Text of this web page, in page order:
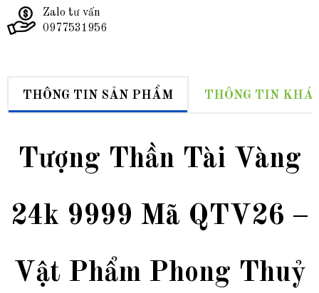
Zalo tư vấn
0977531956
THÔNG TIN SẢN PHẨM THÔNG TIN
Tượng Thần Tài Vàng
24k 9999 Mã QTV26 –
Vật Phẩm Phong Thuỷ